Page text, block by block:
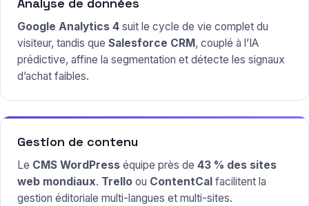
Google Analytics 4 suit le cycle de vie complet du
visiteur, tandis que Salesforce CRM, couplé à l’IA
prédictive, affine la segmentation et détecte les signaux
d’achat faibles.
Gestion de contenu
Le CMS WordPress équipe près de 43 % des sites
web mondiaux. Trello ou ContentCal facilitent la
gestion éditoriale multi-langues et multi-sites.